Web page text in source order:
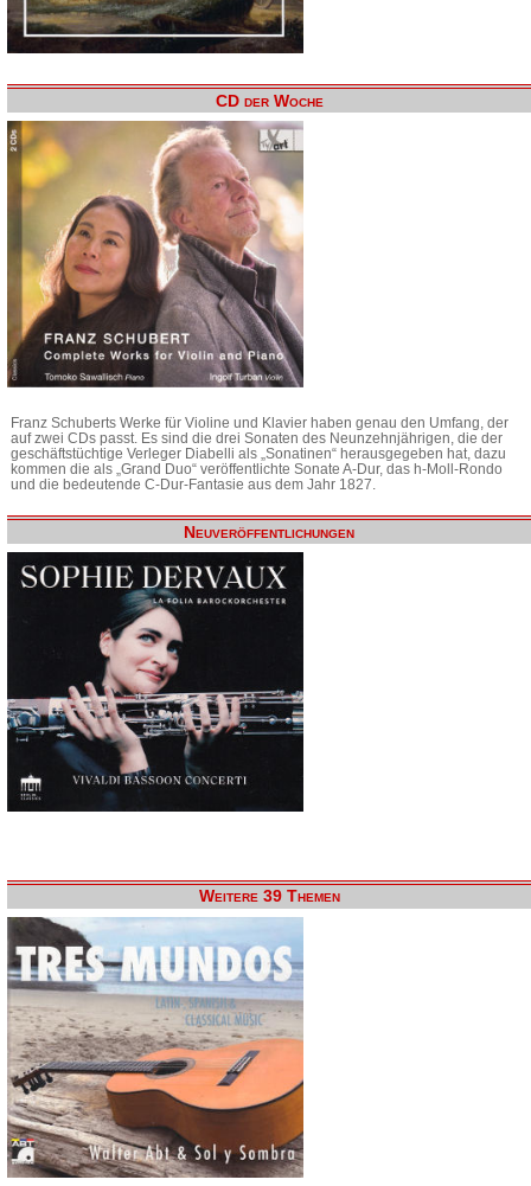
CD der Woche
Franz Schuberts Werke für Violine und Klavier haben genau den Umfang, der
auf zwei CDs passt. Es sind die drei Sonaten des Neunzehnjährigen, die der
geschäftstüchtige Verleger Diabelli als „Sonatinen“ herausgegeben hat, dazu
kommen die als „Grand Duo“ veröffentlichte Sonate A-Dur, das h-Moll-Rondo
und die bedeutende C-Dur-Fantasie aus dem Jahr 1827.
Neuveröffentlichungen
Weitere 39 Themen